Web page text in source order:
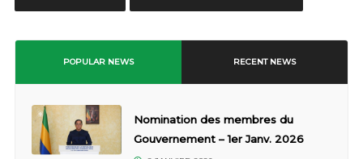
POPULAR NEWS RECENT NEWS
Nomination des membres du
Gouvernement – 1er Janv. 2026